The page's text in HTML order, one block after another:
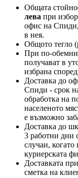
Общата
лева при
офис на Спиди
в нея.
Общото тегло
При по-обемни
получават в
избрана
Доставка до
Спиди - срок
обработка на
населеното
е възможно
Доставка до
3 работни дни
случаи, когато
куриерската
Доставката
сметка на